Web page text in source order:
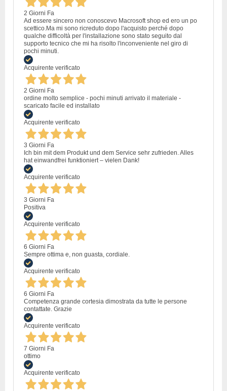
2 Giorni Fa
Ad essere sincero non conoscevo Macrosoft shop ed ero un po
scettico.Ma mi sono ricreduto dopo l'acquisto perché dopo
qualche difficoltà per l'installazione sono stato seguito dal
supporto tecnico che mi ha risolto l'inconveniente nel giro di
pochi minuti.
Acquirente verificato
2 Giorni Fa
ordine molto semplice - pochi minuti arrivato il materiale -
scaricato facile ed installato
Acquirente verificato
3 Giorni Fa
Ich bin mit dem Produkt und dem Service sehr zufrieden. Alles
hat einwandfrei funktioniert – vielen Dank!
Acquirente verificato
3 Giorni Fa
Positiva
Acquirente verificato
6 Giorni Fa
Sempre ottima e, non guasta, cordiale.
Acquirente verificato
6 Giorni Fa
Competenza grande cortesia dimostrata da tutte le persone
contattate. Grazie
Acquirente verificato
7 Giorni Fa
ottimo
Acquirente verificato